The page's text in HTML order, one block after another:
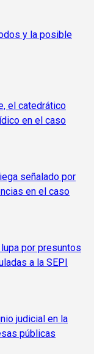
y la posible
el catedrático
en el caso
señalado por
en el caso
por presuntos
a la SEPI
judicial en la
públicas